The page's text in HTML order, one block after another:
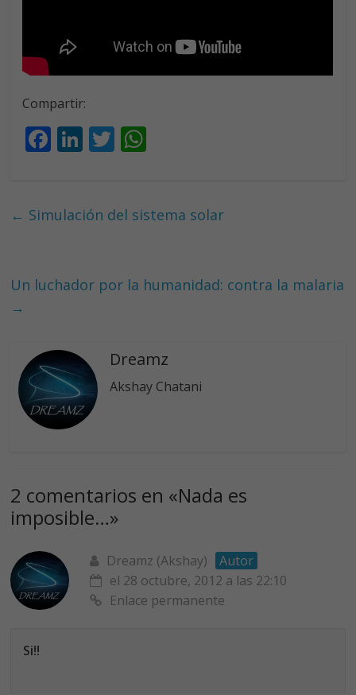
Compartir:
F
b
k
Li
e
T
er s
p
← Simulación del sistema solar
Un luchador por la humanidad: contra la malaria
→
Dreamz
Akshay Chatani
2 comentarios en «Nada es
imposible…»
Dreamz (Akshay)
Autor
el 28 octubre, 2012 a las 22:10
Enlace permanente
Si!!